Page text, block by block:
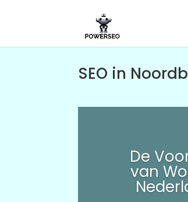
SEO in
De
van